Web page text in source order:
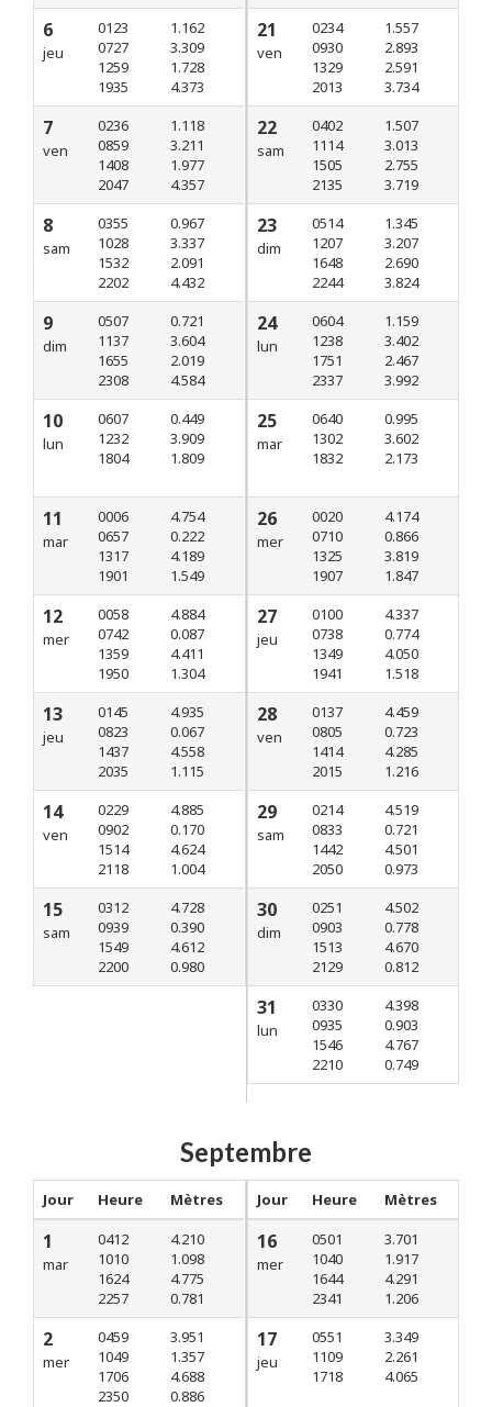
6
jeu
0123
0727
1259
1935
1.162
3.309
1.728
4.373
7
ven
0236
0859
1408
2047
1.118
3.211
1.977
4.357
8
sam
0355
1028
1532
2202
0.967
3.337
2.091
4.432
9
dim
0507
1137
1655
2308
0.721
3.604
2.019
4.584
10
lun
0607
1232
1804
0.449
3.909
1.809
11
mar
0006
0657
1317
1901
4.754
0.222
4.189
1.549
12
mer
0058
0742
1359
1950
4.884
0.087
4.411
1.304
13
jeu
0145
0823
1437
2035
4.935
0.067
4.558
1.115
14
ven
0229
0902
1514
2118
4.885
0.170
4.624
1.004
15
sam
0312
0939
1549
2200
4.728
0.390
4.612
0.980
21
ven
0234
0930
1329
2013
1.557
2.893
2.591
3.734
22
sam
0402
1114
1505
2135
1.507
3.013
2.755
3.719
23
dim
0514
1207
1648
2244
1.345
3.207
2.690
3.824
24
lun
0604
1238
1751
2337
1.159
3.402
2.467
3.992
25
mar
0640
1302
1832
0.995
3.602
2.173
26
mer
0020
0710
1325
1907
4.174
0.866
3.819
1.847
27
jeu
0100
0738
1349
1941
4.337
0.774
4.050
1.518
28
ven
0137
0805
1414
2015
4.459
0.723
4.285
1.216
29
sam
0214
0833
1442
2050
4.519
0.721
4.501
0.973
30
dim
0251
0903
1513
2129
4.502
0.778
4.670
0.812
31
lun
0330
0935
1546
2210
4.398
0.903
4.767
0.749
Septembre
Jour Heure Mètres
1
mar
0412
1010
1624
2257
4.210
1.098
4.775
0.781
2
mer
0459
1049
1706
2350
3.951
1.357
4.688
0.886
Jour Heure Mètres
16
mer
0501
1040
1644
2341
3.701
1.917
4.291
1.206
17
jeu
0551
1109
1718
3.349
2.261
4.065